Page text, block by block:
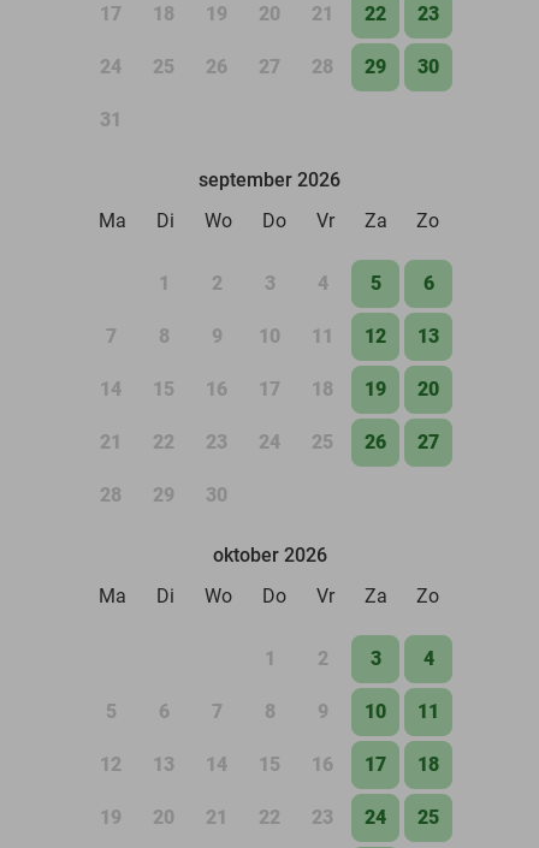
17 18 19 20 21 22 23
24 25 26 27 28 29 30
31
september 2026
Ma
Di Wo Do Vr Za Zo
1 2 3 4 5 6
7 8 9 10 11 12 13
14 15 16 17 18 19 20
21 22 23 24 25 26 27
28 29 30
oktober 2026
Ma
Di Wo Do Vr Za Zo
1 2 3 4
5 6 7 8 9 10 11
12 13 14 15 16 17 18
19 20 21 22 23 24 25